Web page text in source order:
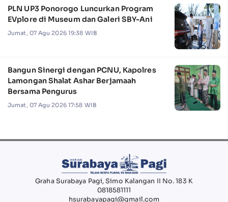
PLN UP3 Ponorogo Luncurkan Program
EVplore di Museum dan Galeri SBY-Ani
Jumat, 07 Agu 2026 19:38 WIB
Bangun Sinergi dengan PCNU, Kapolres
Lamongan Shalat Ashar Berjamaah
Bersama Pengurus
Jumat, 07 Agu 2026 17:58 WIB
Graha Surabaya Pagi, Simo Kalangan II No. 183 K
0818581111
hsurabayapagi@gmail.com